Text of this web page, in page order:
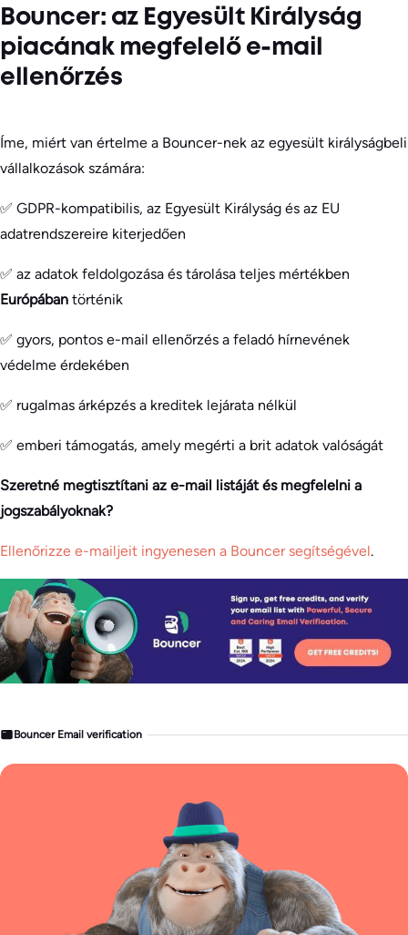
Bouncer: az Egyesült Királyság
piacának megfelelő e-mail
ellenőrzés
Íme, miért van értelme a Bouncer-nek az egyesült királyságbeli
vállalkozások számára:
✅ GDPR-kompatibilis, az Egyesült Királyság és az EU
adatrendszereire kiterjedően
✅ az adatok feldolgozása és tárolása teljes mértékben
Európában történik
✅ gyors, pontos e-mail ellenőrzés a feladó hírnevének
védelme érdekében
✅ rugalmas árképzés a kreditek lejárata nélkül
✅ emberi támogatás, amely megérti a brit adatok valóságát
Szeretné megtisztítani az e-mail listáját és megfelelni a
jogszabályoknak?
Ellenőrizze e-mailjeit ingyenesen a Bouncer segítségével.
Bouncer Email verification